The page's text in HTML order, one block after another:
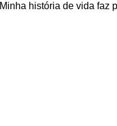
Minha história de vida faz